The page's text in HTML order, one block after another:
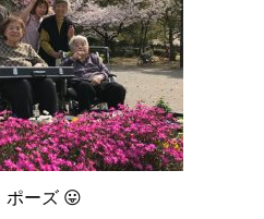
ポーズ 😛